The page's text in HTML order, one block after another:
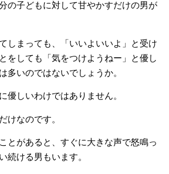
の子どもに対して甘やかすだけの男が
しまっても、「いいよいいよ」と受け
をしても「気をつけようねー」と優し
多いのではないでしょうか。
優しいわけではありません。
けなのです。
とがあると、すぐに大きな声で怒鳴っ
続ける男もいます。